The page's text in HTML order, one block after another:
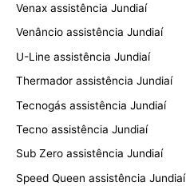
Venax assistência Jundiaí
Venâncio assistência Jundiaí
U-Line assistência Jundiaí
Thermador assistência Jundiaí
Tecnogás assistência Jundiaí
Tecno assistência Jundiaí
Sub Zero assistência Jundiaí
Speed Queen assistência Jundiaí